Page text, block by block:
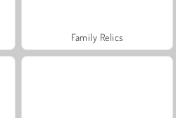
Family Relics